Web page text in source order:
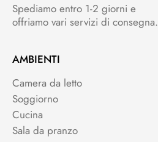
Spediamo entro 1-2 giorni e
offriamo vari servizi di consegna.
AMBIENTI
Camera da letto
Soggiorno
Cucina
Sala da pranzo